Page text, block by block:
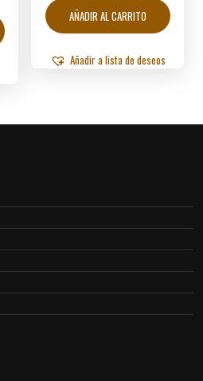
AÑADIR AL CARRITO
Añadir a lista de deseos